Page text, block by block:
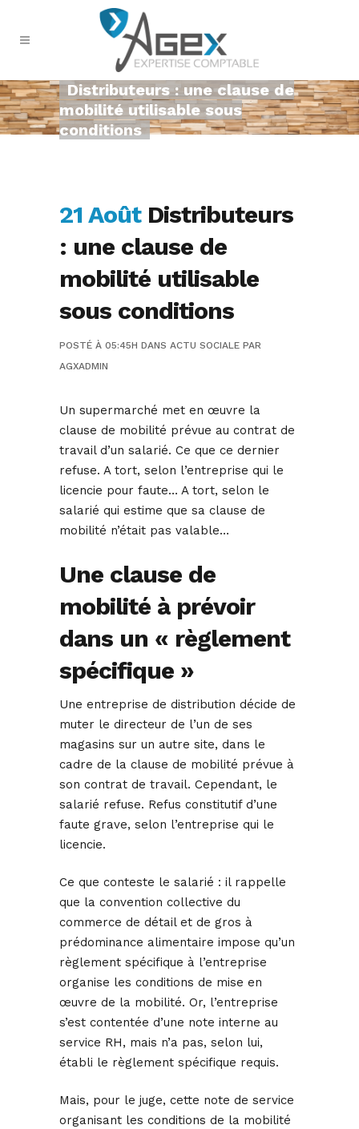
Distributeurs : une clause de
mobilité utilisable sous
conditions
21 AoûtDistributeurs
: une clause de
mobilité utilisable
sous conditions
POSTÉ À 05:45H DANS ACTU SOCIALE PAR
AGXADMIN
Un supermarché met en œuvre la
clause de mobilité prévue au contrat de
travail d’un salarié. Ce que ce dernier
refuse. A tort, selon l’entreprise qui le
licencie pour faute… A tort, selon le
salarié qui estime que sa clause de
mobilité n’était pas valable…
Une clause de
mobilité à prévoir
dans un « règlement
spécifique »
Une entreprise de distribution décide de
muter le directeur de l’un de ses
magasins sur un autre site, dans le
cadre de la clause de mobilité prévue à
son contrat de travail. Cependant, le
salarié refuse. Refus constitutif d’une
faute grave, selon l’entreprise qui le
licencie.
Ce que conteste le salarié : il rappelle
que la convention collective du
commerce de détail et de gros à
prédominance alimentaire impose qu’un
règlement spécifique à l’entreprise
organise les conditions de mise en
œuvre de la mobilité. Or, l’entreprise
s’est contentée d’une note interne au
service RH, mais n’a pas, selon lui,
établi le règlement spécifique requis.
Mais, pour le juge, cette note de service
organisant les conditions de la mobilité